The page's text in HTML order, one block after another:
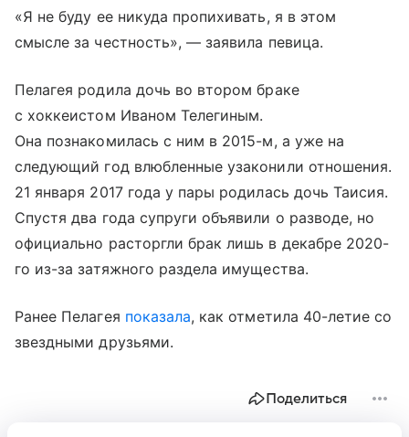
«Я не буду ее никуда пропихивать, я в этом
смысле за честность», — заявила певица.
Пелагея родила дочь во втором браке
с хоккеистом Иваном Телегиным.
Она познакомилась с ним в 2015-м, а уже на
следующий год влюбленные узаконили отношения.
21 января 2017 года у пары родилась дочь Таисия.
Спустя два года супруги объявили о разводе, но
официально расторгли брак лишь в декабре 2020-
го из-за затяжного раздела имущества.
Ранее Пелагея показала, как отметила 40-летие со
звездными друзьями.
Поделиться